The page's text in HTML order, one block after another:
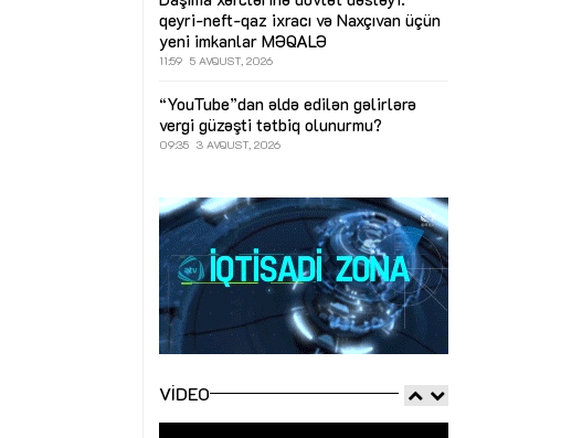
qeyri-neft-qaz ixracı və Naxçıvan üçün
yeni imkanlar MƏQALƏ
11:59 5 AVQUST, 2026
“YouTube”dan əldə edilən gəlirlərə
vergi güzəşti tətbiq olunurmu?
09:35 3 AVQUST, 2026
VIDEO